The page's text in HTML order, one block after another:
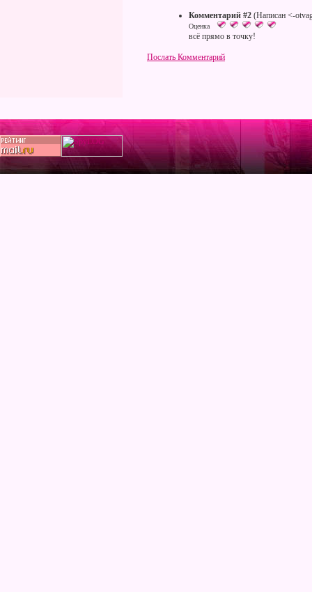
Комментарий #2 (Написан <-
Оценка
всё прямо в точку!
Послать Комментарий